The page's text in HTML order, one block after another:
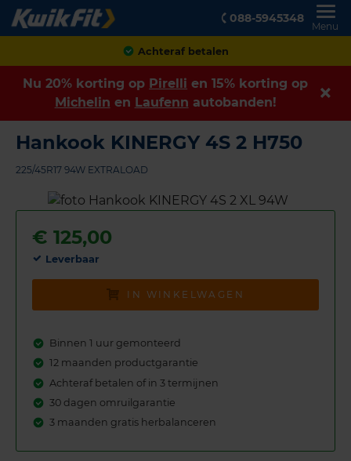
088-5945348
Menu
Achteraf betalen
Nu 20% korting op Pirelli en 15% korting op
Michelin en Laufenn autobanden!
Hankook KINERGY 4S 2 H750
225/45R17 94W EXTRALOAD
€ 125,00
Leverbaar
IN WINKELWAGEN
Binnen 1 uur gemonteerd
12 maanden productgarantie
Achteraf betalen of in 3 termijnen
30 dagen omruilgarantie
3 maanden gratis herbalanceren